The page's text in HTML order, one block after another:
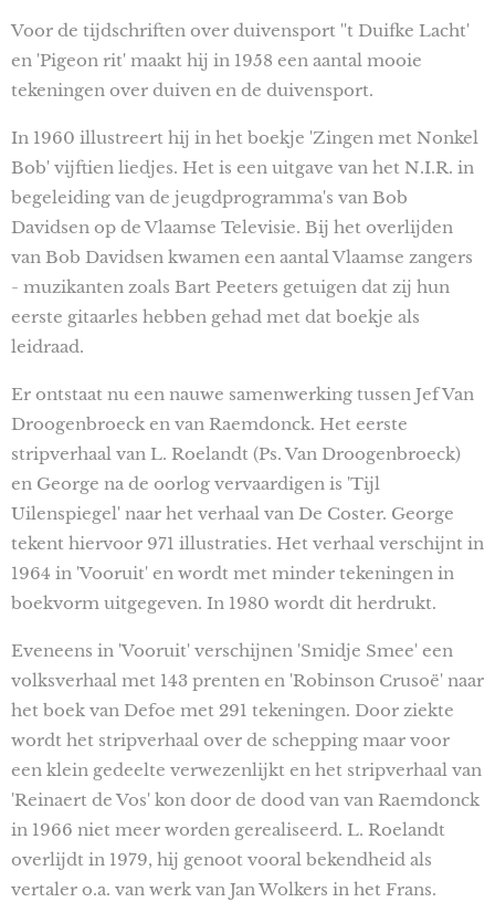
Voor de tijdschriften over duivensport ''t Duifke Lacht'
en 'Pigeon rit' maakt hij in 1958 een aantal mooie
tekeningen over duiven en de duivensport.
In 1960 illustreert hij in het boekje 'Zingen met Nonkel
Bob' vijftien liedjes. Het is een uitgave van het N.I.R. in
begeleiding van de jeugdprogramma's van Bob
Davidsen op de Vlaamse Televisie. Bij het overlijden
van Bob Davidsen kwamen een aantal Vlaamse zangers
- muzikanten zoals Bart Peeters getuigen dat zij hun
eerste gitaarles hebben gehad met dat boekje als
leidraad.
Er ontstaat nu een nauwe samenwerking tussen Jef Van
Droogenbroeck en van Raemdonck. Het eerste
stripverhaal van L. Roelandt (Ps. Van Droogenbroeck)
en George na de oorlog vervaardigen is 'Tijl
Uilenspiegel' naar het verhaal van De Coster. George
tekent hiervoor 971 illustraties. Het verhaal verschijnt in
1964 in 'Vooruit' en wordt met minder tekeningen in
boekvorm uitgegeven. In 1980 wordt dit herdrukt.
Eveneens in 'Vooruit' verschijnen 'Smidje Smee' een
volksverhaal met 143 prenten en 'Robinson Crusoë' naar
het boek van Defoe met 291 tekeningen. Door ziekte
wordt het stripverhaal over de schepping maar voor
een klein gedeelte verwezenlijkt en het stripverhaal van
'Reinaert de Vos' kon door de dood van van Raemdonck
in 1966 niet meer worden gerealiseerd. L. Roelandt
overlijdt in 1979, hij genoot vooral bekendheid als
vertaler o.a. van werk van Jan Wolkers in het Frans.